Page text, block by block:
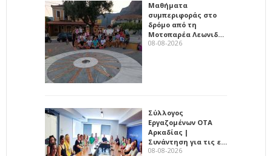
Μαθήματα
συμπεριφοράς στο
δρόμο από τη
Μοτοπαρέα Λεωνιδ…
08-08-2026
Σύλλογος
Εργαζομένων ΟΤΑ
Αρκαδίας |
Συνάντηση για τις ε…
08-08-2026